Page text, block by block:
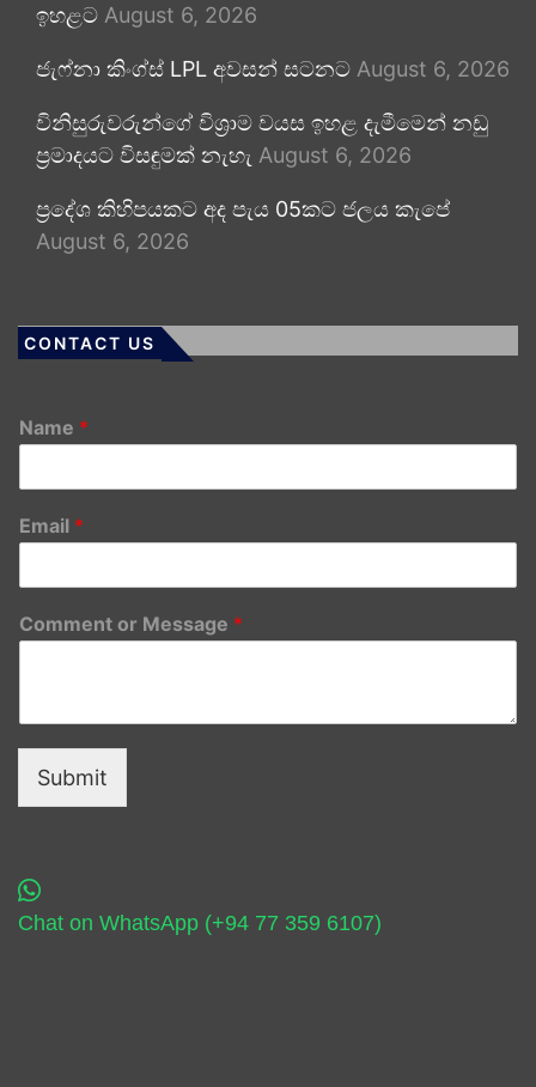
ඉහළට August 6, 2026
ජැෆ්නා කිංග්ස් LPL අවසන් සටනට August 6, 2026
විනිසුරුවරුන්ගේ විශ්‍රාම වයස ඉහළ දැමීමෙන් නඩු
ප්‍රමාදයට විසඳුමක් නැහැ August 6, 2026
ප්‍රදේශ කිහිපයකට අද පැය 05කට ජලය කැපේ
August 6, 2026
CONTACT US
Name *
Email *
Comment or Message *
Submit
Chat on WhatsApp (+94 77 359 6107)